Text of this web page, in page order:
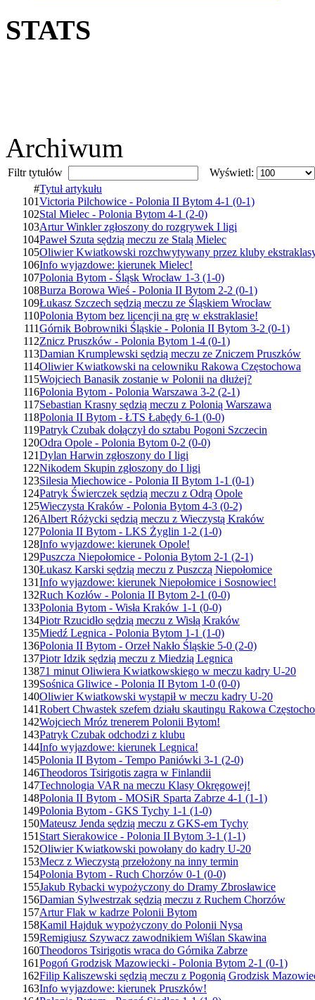
STATS
Archiwum
Filtr tytułów
Wyświetl:
#Tytuł artykułu
101Victoria Pilchowice - Polonia II Bytom 4-1 (0-1)
102Stal Mielec - Polonia Bytom 4-1 (2-0)
103Artur Winkler zgłoszony do rozgrywek I ligi
104Paweł Szuta sędzią meczu ze Stalą Mielec
105Oliwier Kwiatkowski rozchwytywany przez kluby
106Info wyjazdowe: kierunek Mielec!
107Polonia Bytom - Śląsk Wrocław 1-3 (1-0)
108Burza Borowa Wieś - Polonia II Bytom 2-2 (0-1)
109Łukasz Szczech sędzią meczu ze Śląskiem Wrocław
110Polonia Bytom bez licencji na grę w ekstraklasie!
111Górnik Bobrowniki Śląskie - Polonia II Bytom 3-2 (0-1)
112Znicz Pruszków - Polonia Bytom 1-4 (0-1)
113Damian Krumplewski sędzią meczu ze Zniczem Pruszków
114Oliwier Kwiatkowski na celowniku Rakowa Częstochowa
115Wojciech Banasik zostanie w Polonii na dłużej?
116Polonia Bytom - Polonia Warszawa 3-2 (2-1)
117Sebastian Krasny sędzią meczu z Polonią Warszawa
118Polonia II Bytom - ŁTS Łabędy 6-1 (0-0)
119Patryk Czubak dołączył do sztabu Pogoni Szczecin
120Odra Opole - Polonia Bytom 0-2 (0-0)
121Dylan Harwin zgłoszony do I ligi
122Nikodem Skupin zgłoszony do I ligi
123Silesia Miechowice - Polonia II Bytom 1-1 (0-1)
124Patryk Świerczek sędzią meczu z Odrą Opole
125Wieczysta Kraków - Polonia Bytom 4-3 (0-2)
126Albert Różycki sędzią meczu z Wieczystą Kraków
127Polonia II Bytom - LKS Żyglin 1-2 (1-0)
128Info wyjazdowe: kierunek Opole!
129Puszcza Niepołomice - Polonia Bytom 2-1 (2-1)
130Łukasz Karski sędzią meczu z Puszczą Niepołomice
131Info wyjazdowe: kierunek Niepołomice i Sosnowiec!
132Ruch Kozłów - Polonia II Bytom 2-1 (0-0)
133Polonia Bytom - Wisła Kraków 1-1 (0-0)
134Piotr Rzucidło sędzią meczu z Wisłą Kraków
135Miedź Legnica - Polonia Bytom 1-1 (1-0)
136Polonia II Bytom - Orzeł Nakło Śląskie 5-0 (2-0)
137Piotr Idzik sędzią meczu z Miedzią Legnica
13871 minut Oliwiera Kwiatkowskiego w meczu kadry U-20
139Sośnica Gliwice - Polonia II Bytom 1-0 (0-0)
140Oliwier Kwiatkowski wystąpił w meczu kadry U-20
141Robert Chwastek szefem działu skautingu Rakowa
142Wojciech Mróz trenerem Polonii Bytom!
143Patryk Czubak odchodzi z klubu
144Info wyjazdowe: kierunek Legnica!
145Polonia II Bytom - Tempo Paniówki 3-1 (2-0)
146Theodoros Tsirigotis zagra w Finlandii
147Technologia VAR na meczu Klasy Okręgowej!
148Polonia II Bytom - MOSiR Sparta Zabrze 4-1 (1-1)
149Polonia Bytom - GKS Tychy 1-1 (1-0)
150Mateusz Jenda sędzią meczu z GKS-em Tychy
151 Start Sierakowice - Polonia II Bytom 3-1 (1-1)
152Oliwier Kwiatkowski powołany do kadry U-20
153Mecz z Wieczystą przełożony na inny termin
154Polonia Bytom - Ruch Chorzów 0-1 (0-0)
155Jakub Rybacki wypożyczony do Dramy Zbrosławice
156Damian Sylwestrzak sędzią meczu z Ruchem Chorzów
157Artur Flak w kadrze Polonii Bytom
158Kamil Hajduk wypożyczony do Polonii Nysa
159Remigiusz Szywacz zawodnikiem Wiślan Skawina
160Theodoros Tsirigotis wraca do Górnika Zabrze
161Pogoń Grodzisk Mazowiecki - Polonia Bytom 2-1 (0-1)
162Filip Kaliszewski sędzią meczu z Pogonią Grodzisk
163Info wyjazdowe: kierunek Pruszków!